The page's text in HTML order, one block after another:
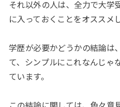
それ以外の人は、全力で大学
に入っておくことをオススメし
学歴が必要かどうかの結論は
て、シンプルにこれなんじゃ
ています。